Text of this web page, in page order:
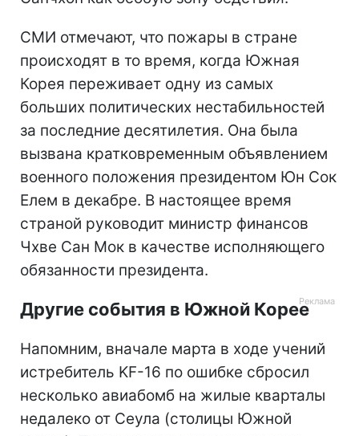
СМИ отмечают, что пожары в стране
происходят в то время, когда Южная
Корея переживает одну из самых
больших политических нестабильностей
за последние десятилетия. Она была
вызвана кратковременным объявлением
военного положения президентом Юн Сок
Елем в декабре. В настоящее время
страной руководит министр финансов
Чхве Сан Мок в качестве исполняющего
обязанности президента.
Другие события в Южной Корее
Напомним, вначале марта в ходе учений
истребитель KF-16 по ошибке сбросил
несколько авиабомб на жилые кварталы
недалеко от Сеула (столицы Южной